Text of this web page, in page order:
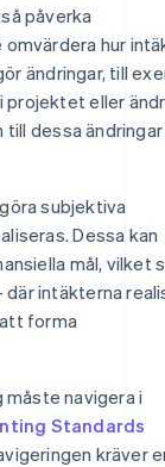
påverka
hur
ändringar, till
projektet eller
till dessa
subjektiva
Dessa kan
mål, vilket
intäkterna
forma
måste navigera i
Standards
kräver